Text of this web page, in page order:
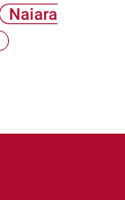
Naiara